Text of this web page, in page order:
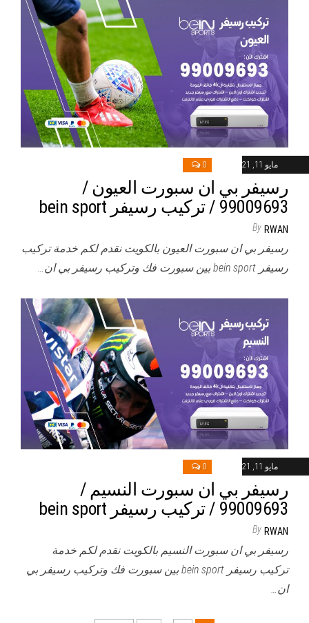
مايو 11, 2021 0
رسيفر بي ان سبورت العيون /
99009693 / تركيب رسيفر bein sport
By RWAN
رسيفر بي ان سبورت العيون بالكويت نقدم لكم خدمة تركيب
رسيفر bein sport بين سبورت فك وتركيب رسيفر بي ان…
مايو 11, 2021 0
رسيفر بي ان سبورت النسيم /
99009693 / تركيب رسيفر bein sport
By RWAN
رسيفر بي ان سبورت النسيم بالكويت نقدم لكم خدمة
تركيب رسيفر bein sport بين سبورت فك وتركيب رسيفر بي
ان…